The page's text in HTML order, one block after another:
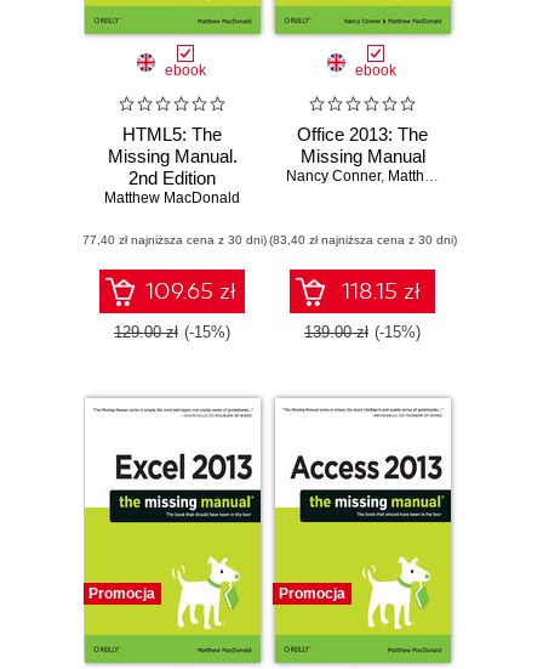
ebook
HTML5: The
Missing Manual.
2nd Edition
Matthew MacDonald
(77,40 zł najniższa cena z 30 dni)
109.65 zł
129.00 zł (-15%)
ebook
Office 2013: The
Missing Manual
Nancy Conner, Matthew MacDonald
(83,40 zł najniższa cena z 30 dni)
118.15 zł
139.00 zł (-15%)
Promocja Promocja